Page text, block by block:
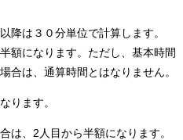
は３０分単位で計算します。
額になります。ただし、基本時間
合は、通算時間とはなりません。
ます。
、2人目から半額になります。